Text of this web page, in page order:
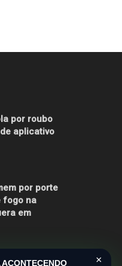
por roubo
aplicativo
por porte
fogo na
em
×